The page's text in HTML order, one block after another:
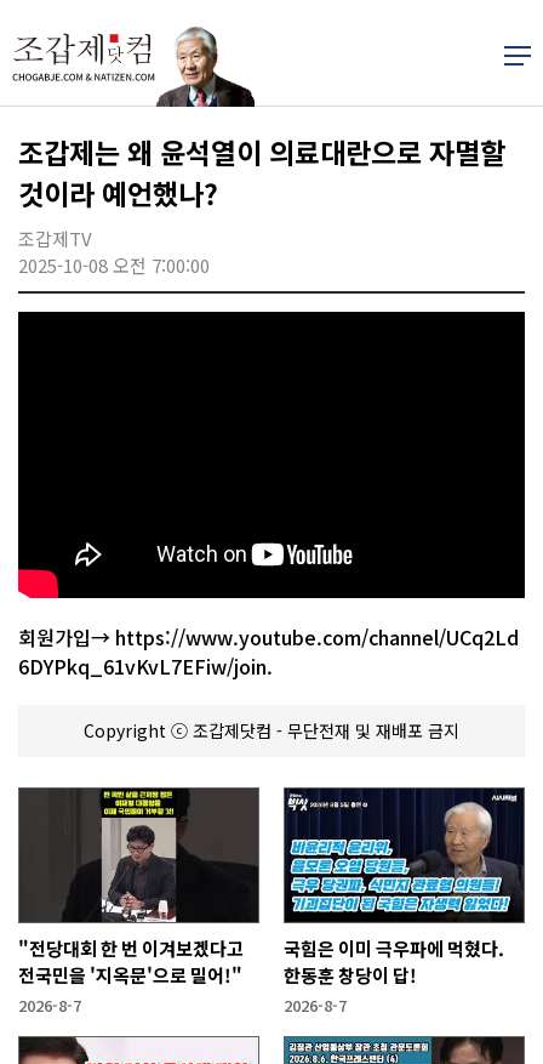
조갑제는 왜 윤석열이 의료대란으로 자멸할
것이라 예언했나?
조갑제TV
2025-10-08 오전 7:00:00
회원가입→ https://www.youtube.com/channel/UCq2Ld
6DYPkq_61vKvL7EFiw/join.
Copyright ⓒ 조갑제닷컴 - 무단전재 및 재배포 금지
"전당대회 한 번 이겨보겠다고
전국민을 '지옥문'으로 밀어!"
2026-8-7
국힘은 이미 극우파에 먹혔다.
한동훈 창당이 답!
2026-8-7